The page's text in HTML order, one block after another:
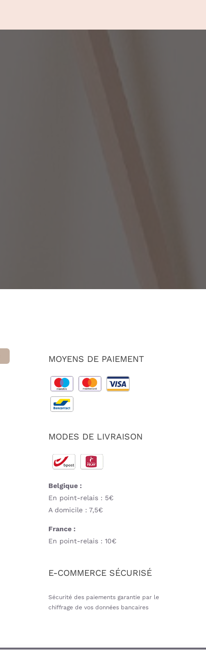
MOYENS DE PAIEMENT
MODES DE LIVRAISON
Belgique :
En point-relais : 5€
A domicile : 7,5€
France :
En point-relais : 10€
E-COMMERCE SÉCURISÉ
Sécurité des paiements garantie par le
chiffrage de vos données bancaires